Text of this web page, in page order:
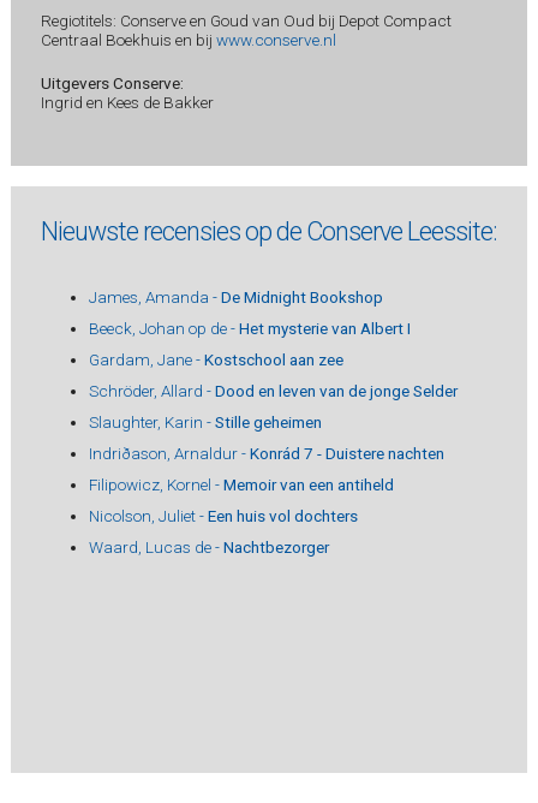
Regiotitels: Conserve en Goud van Oud bij Depot Compact
Centraal Boekhuis en bij www.conserve.nl
Uitgevers Conserve:
Ingrid en Kees de Bakker
Nieuwste recensies op de Conserve Leessite:
James, Amanda -De Midnight Bookshop
Beeck, Johan op de -Het mysterie van Albert I
Gardam, Jane -Kostschool aan zee
Schröder, Allard -Dood en leven van de jonge Selder
Slaughter, Karin -Stille geheimen
Indriðason, Arnaldur -Konrád 7 - Duistere nachten
Filipowicz, Kornel -Memoir van een antiheld
Nicolson, Juliet -Een huis vol dochters
Waard, Lucas de -Nachtbezorger